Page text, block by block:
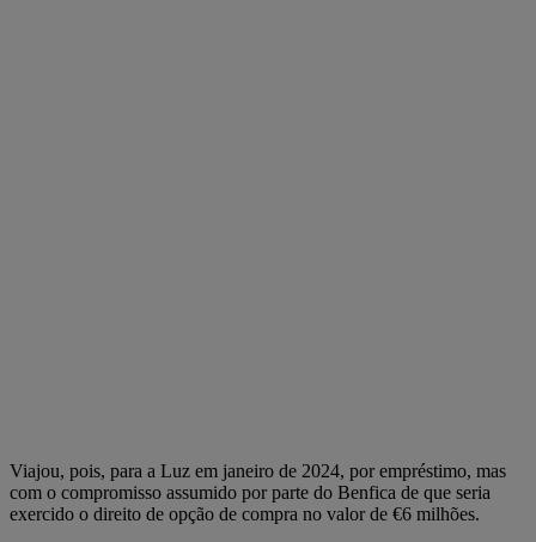
Viajou, pois, para a Luz em janeiro de 2024, por empréstimo, mas
com o compromisso assumido por parte do Benfica de que seria
exercido o direito de opção de compra no valor de €6 milhões.